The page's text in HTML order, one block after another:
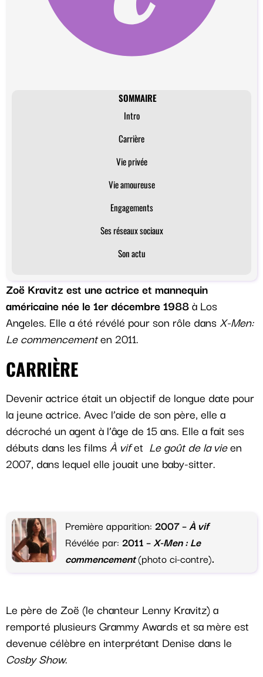
SOMMAIRE
Intro
Carrière
Vie privée
Vie amoureuse
Engagements
Ses réseaux sociaux
Son actu
Zoë Kravitz est une actrice et mannequin
américaine née le 1er décembre 1988à Los
Angeles. Elle a été révélé pour son rôle dansX-Men:
Le commencementen 2011.
CARRIÈRE
Devenir actrice était un objectif de longue date pour
la jeune actrice. Avec l’aide de son père, elle a
décroché un agent à l’âge de 15 ans. Elle a fait ses
débuts dans les filmsÀ vifet Le goût de la vieen
2007, dans lequel elle jouait une baby-sitter.
Première apparition: 2007 –À vif
Révélée par: 2011–X-Men : Le
commencement(photo ci-contre).
Le père de Zoë (le chanteur Lenny Kravitz) a
remporté plusieurs Grammy Awards et sa mère est
devenue célèbre en interprétant Denise dans le
Cosby Show.